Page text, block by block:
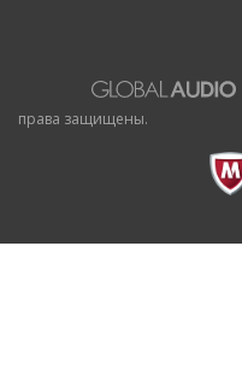
права защищены.